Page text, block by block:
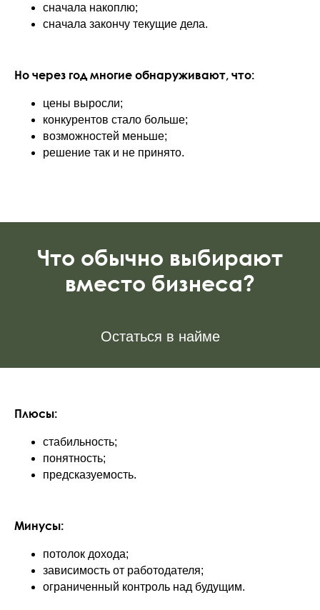
сначала накоплю;
сначала закончу текущие дела.
Но через год многие обнаруживают, что:
цены выросли;
конкурентов стало больше;
возможностей меньше;
решение так и не принято.
Что обычно выбирают
вместо бизнеса?
Остаться в найме
Плюсы:
стабильность;
понятность;
предсказуемость.
Минусы:
потолок дохода;
зависимость от работодателя;
ограниченный контроль над будущим.